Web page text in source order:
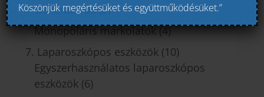
Generátorok (2)
Monopoláris markolatok (4)
7. Laparoszkópos eszközök (10)
Egyszerhasználatos laparoszkópos
eszközök (6)
Köszönjük megértésüket és együttműködésüket.”